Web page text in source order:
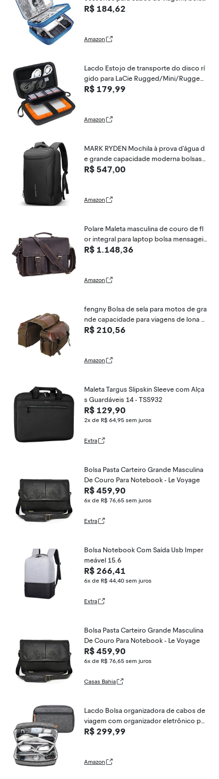
impermeável, organizador de eletrônic
R$ 184,62
Amazon
Lacdo Estojo de transporte do disco rí
gido para LaCie Rugged/Mini/Rugged
Thunderbolt USB-C Disco rígido extern
preto
R$ 179,99
Amazon
MARK RYDEN Mochila à prova d'água d
e grande capacidade moderna bolsas
de negócios para homens com porta d
ra Laptopop de
R$ 547,00
Amazon
Polare Maleta masculina de couro de fl
or integral para laptop bolsa mensageir
o de negócios com zíperes de metal Y
R$ 1.148,36
Amazon
fengny Bolsa de sela para motos de gra
nde capacidade para viagens de lona à
prova d'água Alforjes Caixa de ferrame
R$ 210,56
Amazon
Maleta Targus Slipskin Sleeve com Alça
s Guardáveis 14 - TSS932
R$ 129,90
2x de R$ 64,95 sem juros
Extra
Bolsa Pasta Carteiro Grande Masculina
De Couro Para Notebook - Le Voyage
R$ 459,90
6x de R$ 76,65 sem juros
Extra
Bolsa Notebook Com Saída Usb Imper
meável 15.6
R$ 266,41
6x de R$ 44,40 sem juros
Extra
Bolsa Pasta Carteiro Grande Masculina
De Couro Para Notebook - Le Voyage
R$ 459,90
6x de R$ 76,65 sem juros
Casas Bahia
Lacdo Bolsa organizadora de cabos de
viagem com organizador eletrônico par
a acessórios eletrônicos, cinza
R$ 299,99
Amazon